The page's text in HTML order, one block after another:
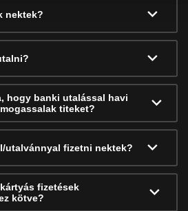
nektek?
hogy banki utalással havi
titeket?
utalvánnyal fizetni nektek?
fizetések
kötve?